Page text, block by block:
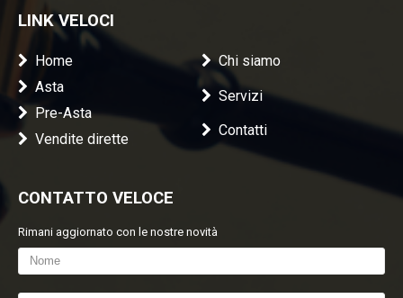
LINK VELOCI
Home
Asta
Pre-Asta
Vendite dirette
Chi siamo
Servizi
Contatti
CONTATTO VELOCE
Rimani aggiornato con le nostre novità